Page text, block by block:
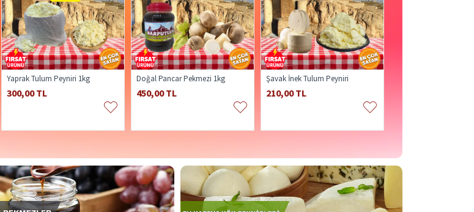
Yaprak Tulum Peyniri 1kg
300,00 TL
Doğal Pancar Pekmezi 1kg
450,00 TL
Şavak İnek Tulum Peyniri
210,00 TL